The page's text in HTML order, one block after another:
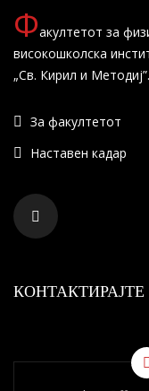
Факултетот за
високошколска
„Св. Кирил и Методиј”.
За факултетот
Наставен кадар
КОНТАКТИРАЈТЕ